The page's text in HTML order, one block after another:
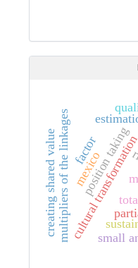
culturalposition taking
multipliers of the linkages small
mexico
factor
creating shared value